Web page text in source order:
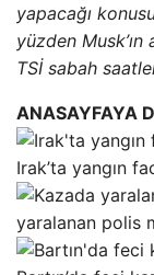
yapacağı
yüzden Musk’ın
TSİ sabah
ANASAYFAYA
Irak’ta yangın
yaralanan polis